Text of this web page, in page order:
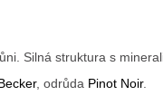
Silná struktura s
, odrůda Pinot Noir.